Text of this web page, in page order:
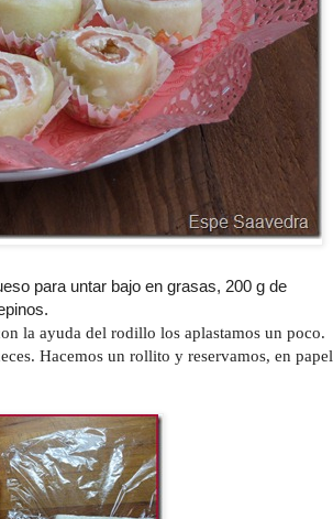
para untar bajo en grasas, 200 g de
la ayuda del rodillo los aplastamos un poco.
Hacemos un rollito y reservamos, en papel